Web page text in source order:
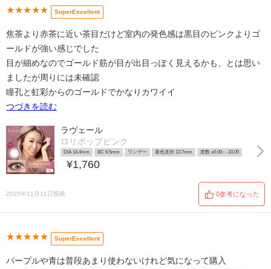
★★★★★ SuperExcellent
焦茶より赤茶に近い茶目だけど室内の発色感は黒目のピンクよりゴ
ールドが強い感じでした
目が細めなのでゴールド筋が目が出目っぽく見えるかも、とは思い
ましたが周りには未確認
瞳孔と虹彩からのゴールドでかなりカワイイ
つづきを読む
ラヴェール
ロリポップピンク
DIA 14.4mm BC 8.5mm ワンデー 着色直径 13.7mm 度数 ±0.00~ -10.00
¥1,760
2025年11月11日投稿 0参考になった
★★★★★ SuperExcellent
パープルや青は普段あまり使わないけれど気になって購入